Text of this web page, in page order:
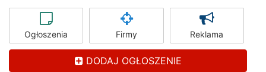
Ogłoszenia Firmy Reklama
DODAJ OGŁOSZENIE